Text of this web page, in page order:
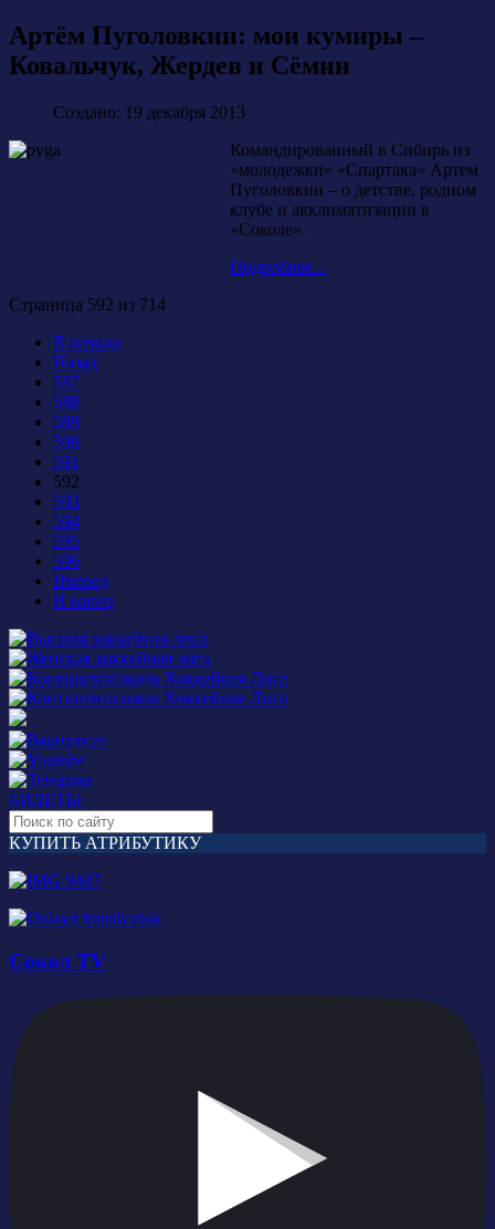
Артём Пуголовкин: мои кумиры –
Ковальчук, Жердев и Сёмин
Создано: 19 декабря 2013
Командированный в Сибирь из
«молодежки» «Спартака» Артем
Пуголовкин – о детстве, родном
клубе и акклиматизации в
«Соколе».
Подробнее...
Страница 592 из 714
В начало
Назад
587
588
589
590
591
592
593
594
595
596
Вперед
В конец
БИЛЕТЫ
КУПИТЬ АТРИБУТИКУ
Сокол TV